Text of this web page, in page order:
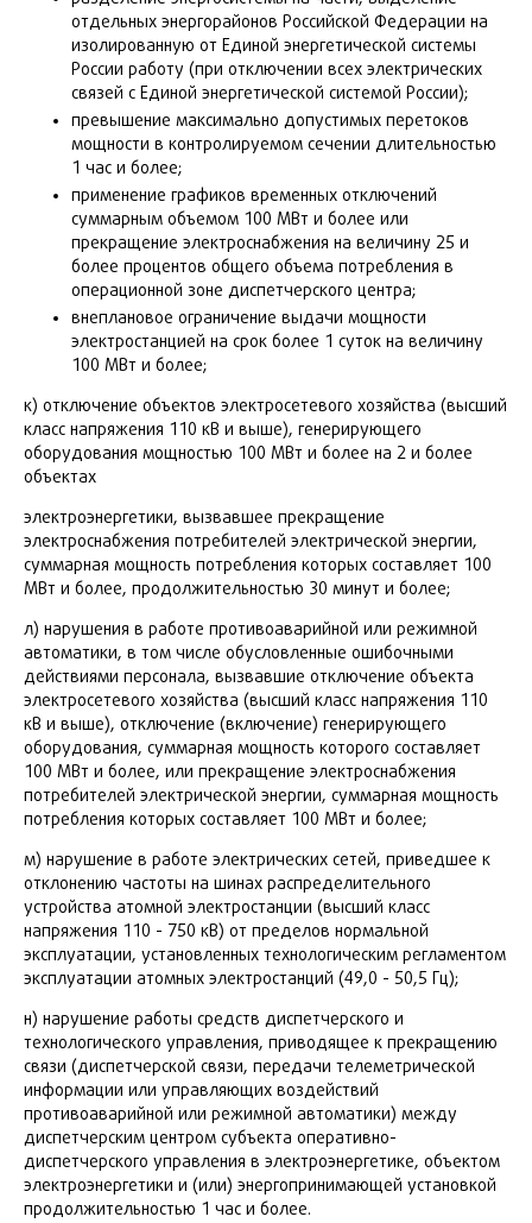
отдельных энергорайонов Российской Федерации на
изолированную от Единой энергетической системы
России работу (при отключении всех электрических
связей с Единой энергетической системой России);
превышение максимально допустимых перетоков
мощности в контролируемом сечении длительностью
1 час и более;
применение графиков временных отключений
суммарным объемом 100 МВт и более или
прекращение электроснабжения на величину 25 и
более процентов общего объема потребления в
операционной зоне диспетчерского центра;
внеплановое ограничение выдачи мощности
электростанцией на срок более 1 суток на величину
100 МВт и более;
к) отключение объектов электросетевого хозяйства (высший
класс напряжения 110 кВ и выше), генерирующего
оборудования мощностью 100 МВт и более на 2 и более
объектах
электроэнергетики, вызвавшее прекращение
электроснабжения потребителей электрической энергии,
суммарная мощность потребления которых составляет 100
МВт и более, продолжительностью 30 минут и более;
л) нарушения в работе противоаварийной или режимной
автоматики, в том числе обусловленные ошибочными
действиями персонала, вызвавшие отключение объекта
электросетевого хозяйства (высший класс напряжения 110
кВ и выше), отключение (включение) генерирующего
оборудования, суммарная мощность которого составляет
100 МВт и более, или прекращение электроснабжения
потребителей электрической энергии, суммарная мощность
потребления которых составляет 100 МВт и более;
м) нарушение в работе электрических сетей, приведшее к
отклонению частоты на шинах распределительного
устройства атомной электростанции (высший класс
напряжения 110 - 750 кВ) от пределов нормальной
эксплуатации, установленных технологическим регламентом
эксплуатации атомных электростанций (49,0 - 50,5 Гц);
н) нарушение работы средств диспетчерского и
технологического управления, приводящее к прекращению
связи (диспетчерской связи, передачи телеметрической
информации или управляющих воздействий
противоаварийной или режимной автоматики) между
диспетчерским центром субъекта оперативно-
диспетчерского управления в электроэнергетике, объектом
электроэнергетики и (или) энергопринимающей установкой
продолжительностью 1 час и более.